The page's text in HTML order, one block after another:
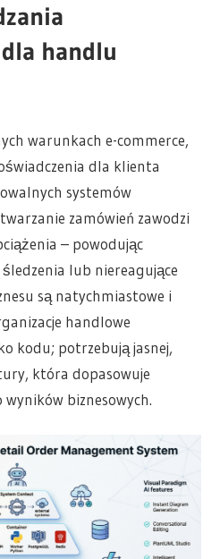
handlu
warunkach e-commerce,
dla klienta
systemów
zamówień zawodzi
– powodując
lub niereagujące
są natychmiastowe i
handlowe
kodu; potrzebują jasnej,
która dopasowuje
biznesowych.